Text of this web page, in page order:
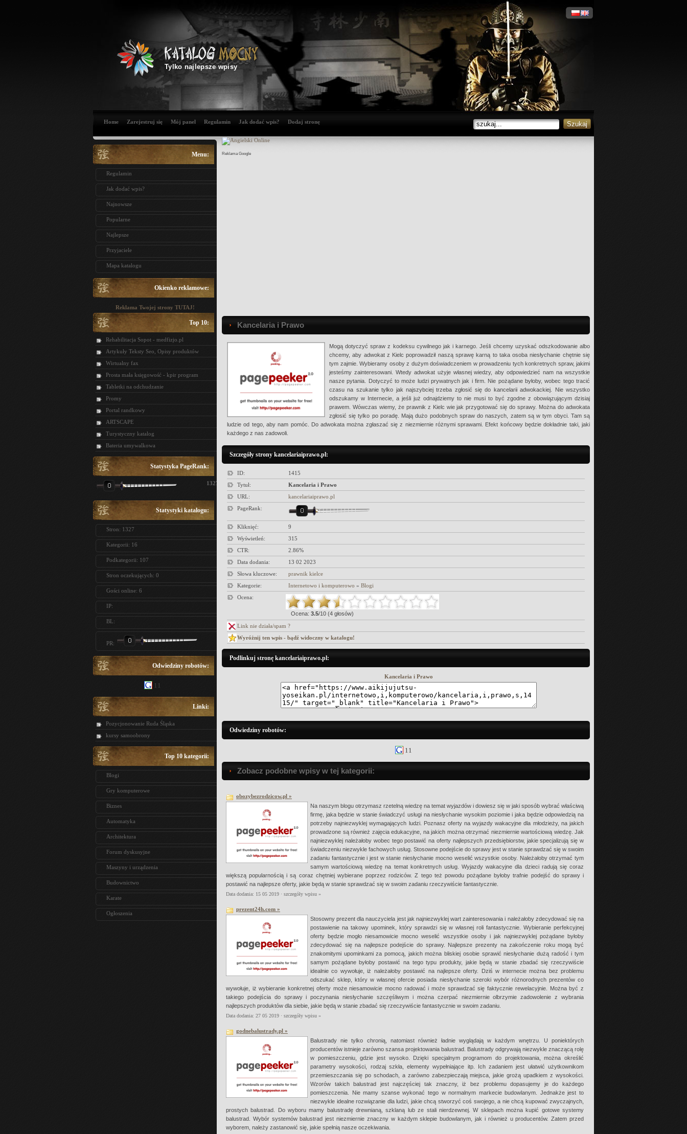
Tylko najlepsze wpisy
Home Zarejestruj się Mój panel Regulamin Jak dodać wpis? Dodaj stronę
Menu:
Regulamin
Jak dodać wpis?
Najnowsze
Popularne
Najlepsze
Przyjaciele
Mapa katalogu
Okienko reklamowe:
Reklama Twojej strony TUTAJ!
Top 10:
Rehabilitacja Sopot - medfizjo.pl
Artykuły Teksty Seo, Opisy produktów
Wirtualny fax
Prosta mała księgowość - kpir program
Tabletki na odchudzanie
Promy
Portal randkowy
ARTSCAPE
Turystyczny katalog
Bateria umywalkowa
Statystyka PageRank:
1327
Statystyki katalogu:
Stron: 1327
Kategorii: 16
Podkategorii: 107
Stron oczekujących: 0
Gości online: 6
IP:
BL:
PR:
Odwiedziny robotów:
11
Linki:
Pozycjonowanie Ruda Śląska
kursy samoobrony
Top 10 kategorii:
Blogi
Gry komputerowe
Biznes
Automatyka
Architektura
Forum dyskusyjne
Maszyny i urządzenia
Budownictwo
Karate
Ogłoszenia
Reklama Google
Kancelaria i Prawo
Mogą dotyczyć spraw z kodeksu cywilnego jak i karnego. Jeśli chcemy uzyskać odszkodowanie albo
chcemy, aby adwokat z Kielc poprowadził naszą sprawę karną to taka osoba niesłychanie chętnie się
tym zajmie. Wybieramy osoby z dużym doświadczeniem w prowadzeniu tych konkretnych spraw, jakimi
jesteśmy zainteresowani. Wtedy adwokat użyje własnej wiedzy, aby odpowiedzieć nam na wszystkie
nasze pytania. Dotyczyć to może ludzi prywatnych jak i firm. Nie pożądane byłoby, wobec tego tracić
czasu na szukanie tylko jak najszybciej trzeba zgłosić się do kancelarii adwokackiej. Nie wszystko
odszukamy w Internecie, a jeśli już odnajdziemy to nie musi to być zgodne z obowiązującym dzisiaj
prawem. Wówczas wiemy, że prawnik z Kielc wie jak przygotować się do sprawy. Można do adwokata
zgłosić się tylko po poradę. Mają dużo podobnych spraw do naszych, zatem są w tym obyci. Tam są
ludzie od tego, aby nam pomóc. Do adwokata można zgłaszać się z niezmiernie różnymi sprawami. Efekt końcowy będzie dokładnie taki, jaki
każdego z nas zadowoli.
Szczegóły strony kancelariaiprawo.pl:
ID:
1415
Tytuł:
Kancelaria i Prawo
URL:
kancelariaiprawo.pl
PageRank:
Kliknięć:
9
Wyświetleń:
315
CTR:
2.86%
Data dodania:
13 02 2023
Słowa kluczowe:
prawnik kielce
Kategorie:
Internetowo i komputerowo » Blogi
Ocena:
Ocena: 3.5/10 (4 głosów)
Link nie działa/spam ?
Wyróżnij ten wpis - bądź widoczny w katalogu!
Podlinkuj stronę kancelariaiprawo.pl:
Kancelaria i Prawo
Odwiedziny robotów:
11
Zobacz podobne wpisy w tej kategorii:
obozybezrodzicow.pl »
Na naszym blogu otrzymasz rzetelną wiedzę na temat wyjazdów i dowiesz się w jaki sposób wybrać właściwą
firmę, jaka będzie w stanie świadczyć usługi na niesłychanie wysokim poziomie i jaka będzie odpowiedzią na
potrzeby najniezwyklej wymagających ludzi. Poznasz oferty na wyjazdy wakacyjne dla młodzieży, na jakich
prowadzone są również zajęcia edukacyjne, na jakich można otrzymać niezmiernie wartościową wiedzę. Jak
najniezwyklej należałoby wobec tego postawić na oferty najlepszych przedsiębiorstw, jakie specjalizują się w
świadczeniu niezwykle fachowych usług. Stosowne podejście do sprawy jest w stanie sprawdzać się w swoim
zadaniu fantastycznie i jest w stanie niesłychanie mocno weselić wszystkie osoby. Należałoby otrzymać tym
samym wartościową wiedzę na temat konkretnych usług. Wyjazdy wakacyjne dla dzieci radują się coraz
większą popularnością i są coraz chętniej wybierane poprzez rodziców. Z tego też powodu pożądane byłoby trafnie podejść do sprawy i
postawić na najlepsze oferty, jakie będą w stanie sprawdzać się w swoim zadaniu rzeczywiście fantastycznie.
Data dodania: 15 05 2019 · szczegóły wpisu »
prezent24h.com »
Stosowny prezent dla nauczyciela jest jak najniezwyklej wart zainteresowania i należałoby zdecydować się na
postawienie na takowy upominek, który sprawdzi się w własnej roli fantastycznie. Wybieranie perfekcyjnej
oferty będzie mogło niesamowicie mocno weselić wszystkie osoby i jak najniezwyklej pożądane byłoby
zdecydować się na najlepsze podejście do sprawy. Najlepsze prezenty na zakończenie roku mogą być
znakomitymi upominkami za pomocą, jakich można bliskiej osobie sprawić niesłychanie dużą radość i tym
samym pożądane byłoby postawić na tego typu produkty, jakie będą w stanie zbadać się rzeczywiście
idealnie co wywołuje, iż należałoby postawić na najlepsze oferty. Dziś w internecie można bez problemu
odszukać sklep, który w własnej ofercie posiada niesłychanie szeroki wybór różnorodnych prezentów co
wywołuje, iż wybieranie konkretnej oferty może niesamowicie mocno radować i może sprawdzać się faktycznie rewelacyjnie. Można być z
takiego podejścia do sprawy i poczynania niesłychanie szczęśliwym i można czerpać niezmiernie olbrzymie zadowolenie z wybrania
najlepszych produktów dla siebie, jakie będą w stanie zbadać się rzeczywiście fantastycznie w swoim zadaniu.
Data dodania: 27 05 2019 · szczegóły wpisu »
godnebalustrady.pl »
Balustrady nie tylko chronią, natomiast również ładnie wyglądają w każdym wnętrzu. U poniektórych
producentów istnieje zarówno szansa projektowania balustrad. Balustrady odgrywają niezwykle znaczącą rolę
w pomieszczeniu, gdzie jest wysoko. Dzięki specjalnym programom do projektowania, można określić
parametry wysokości, rodzaj szkła, elementy wypełniające itp. Ich zadaniem jest ułatwić użytkownikom
przemieszczania się po schodach, a zarówno zabezpieczają miejsca, jakie grożą upadkiem z wysokości.
Wzorów takich balustrad jest najczęściej tak znaczny, iż bez problemu dopasujemy je do każdego
pomieszczenia. Nie mamy szanse wykonać tego w normalnym markecie budowlanym. Jednakże jest to
niezwykle idealne rozwiązanie dla ludzi, jakie chcą stworzyć coś swojego, a nie chcą kupować zwyczajnych,
prostych balustrad. Do wyboru mamy balustradę drewnianą, szklaną lub ze stali nierdzewnej. W sklepach można kupić gotowe systemy
balustrad. Wybór systemów balustrad jest niezmiernie znaczny w każdym sklepie budowlanym, jak i również u producentów. Zatem przed
wyborem, należy zastanowić się, jakie spełnią nasze oczekiwania.